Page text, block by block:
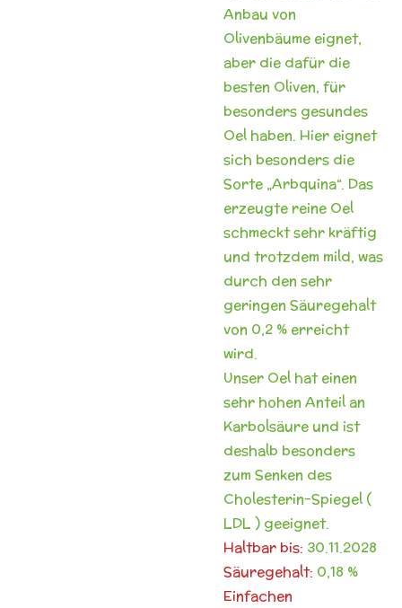
Anbau von
Olivenbäume eignet,
aber die dafür die
besten Oliven, für
besonders gesundes
Oel haben. Hier eignet
sich besonders die
Sorte „Arbquina“. Das
erzeugte reine Oel
schmeckt sehr kräftig
und trotzdem mild, was
durch den sehr
geringen Säuregehalt
von 0,2 % erreicht
wird.
Unser Oel hat einen
sehr hohen Anteil an
Karbolsäure und ist
deshalb besonders
zum Senken des
Cholesterin-Spiegel (
LDL ) geeignet.
Haltbar bis: 30.11.2028
Säuregehalt: 0,18 %
Einfachen